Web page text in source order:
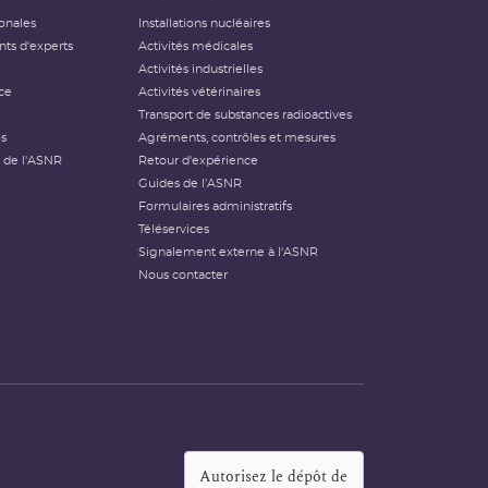
d'experts
l'ASNR
Installations nucléaires
Activités médicales
Activités industrielles
Activités vétérinaires
Transport de substances radioactives
Agréments, contrôles et mesures
Retour d'expérience
Guides de l'ASNR
Formulaires administratifs
Téléservices
Signalement externe à l'ASNR
Nous contacter
Autorisez le dépôt de